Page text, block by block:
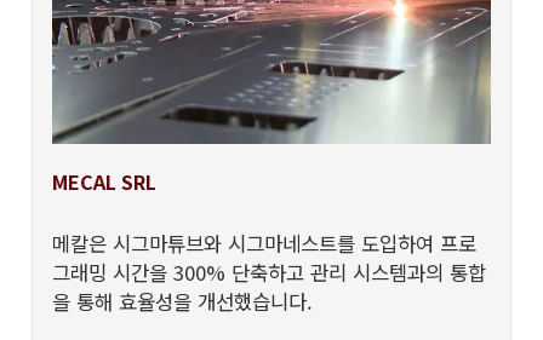
MECAL SRL
메칼은 시그마튜브와 시그마네스트를 도입하여 프로
그래밍 시간을 300% 단축하고 관리 시스템과의 통합
을 통해 효율성을 개선했습니다.